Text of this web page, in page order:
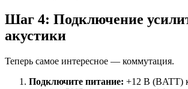
Шаг 4: Подключение
акустики
Теперь самое интересное — коммутация.
Подключите питание: +12 В (BATT)